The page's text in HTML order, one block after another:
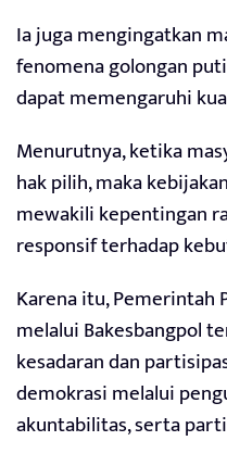
Ia juga mengingatkan
fenomena golongan
dapat memengaruhi
Menurutnya, ketika
hak pilih, maka
mewakili kepentingan
responsif terhadap
Karena itu, Pemerintah
melalui Bakesbangpol
kesadaran dan
demokrasi melalui
akuntabilitas, serta